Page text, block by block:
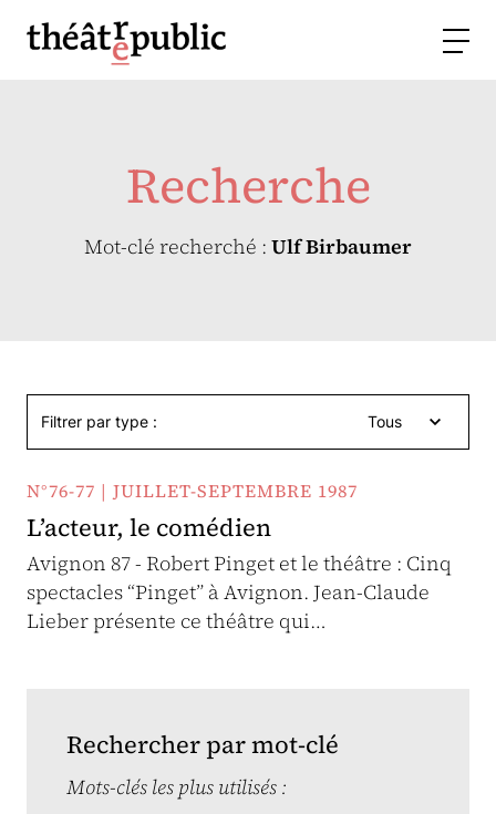
Recherche
Mot-clé recherché : Ulf Birbaumer
Filtrer par type : Tous
N°76-77 | JUILLET-SEPTEMBRE 1987
L’acteur, le comédien
Avignon 87 - Robert Pinget et le théâtre : Cinq
spectacles “Pinget” à Avignon. Jean-Claude
Lieber présente ce théâtre qui…
Rechercher par mot-clé
Mots-clés les plus utilisés :